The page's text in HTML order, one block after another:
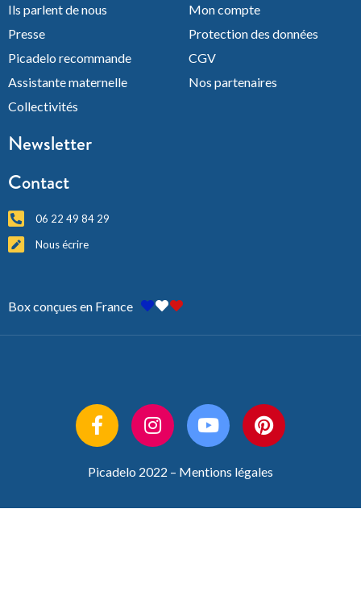
Ils parlent de nous
Presse
Picadelo recommande
Assistante maternelle
Collectivités
Mon compte
Protection des données
CGV
Nos partenaires
Newsletter
Contact
06 22 49 84 29
Nous écrire
Box conçues en France
Picadelo 2022 – Mentions légales